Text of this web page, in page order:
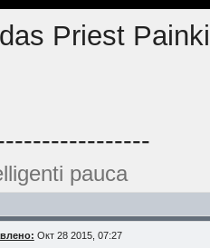
Priest
pauca
Окт 28 2015, 07:27